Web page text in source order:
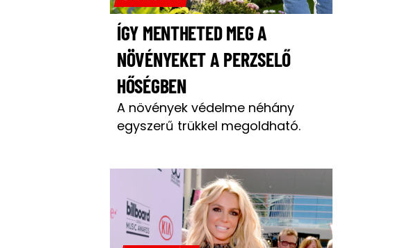
ÍGY MENTHETED MEG A
NÖVÉNYEKET A PERZSELŐ
HŐSÉGBEN
A növények védelme néhány
egyszerű trükkel megoldható.